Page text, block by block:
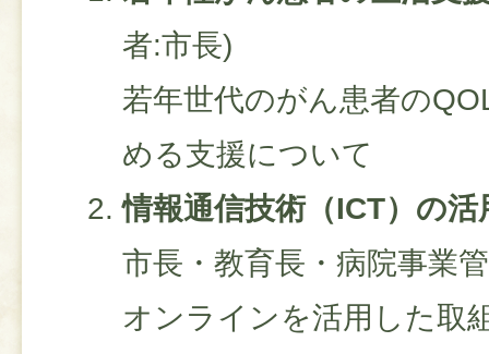
者:市長)
若年世代のがん患者の
める支援について
情報通信技術（ICT）の
市長・教育長・病院事業
オンラインを活用した取